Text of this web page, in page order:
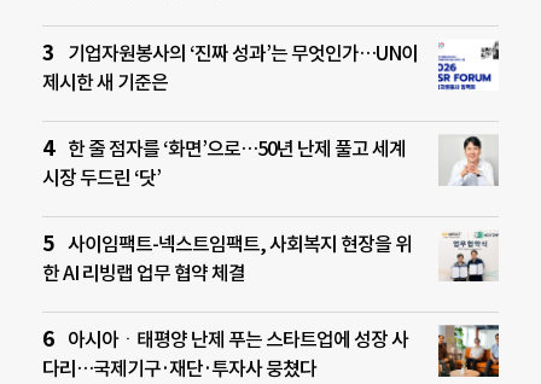
기업자원봉사의 ‘진짜 성과’는 무엇인가…UN이
제시한 새 기준은
한 줄 점자를 ‘화면’으로…50년 난제 풀고 세계
시장 두드린 ‘닷’
사이임팩트-넥스트임팩트, 사회복지 현장을 위
한 AI 리빙랩 업무 협약 체결
아시아ㆍ태평양 난제 푸는 스타트업에 성장 사
다리…국제기구·재단·투자사 뭉쳤다